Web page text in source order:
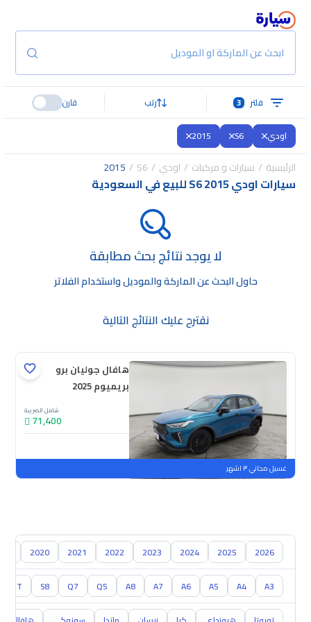
ابحث عن الماركة او الموديل
فلتر 3 رتب قارن
اودي S6
2015
الرئيسية سيارات و مركبات اودي S6
2015
سيارات اودي S6 2015 للبيع في السعودية
لا يوجد نتائج بحث مطابقة
حاول البحث عن الماركة والموديل واستخدام الفلاتر
نقترح عليك النتائج التالية
هافال جوليان برو
بريميوم 2025
شامل الضريبة
71,400
جديدة
ملوحة
غسيل مجاني ٣ اشهر
2026
2025
2024
2023
2022
2021
2020
A3
A4
A5
A6
A7
A8
Q5
Q7
S8
TT